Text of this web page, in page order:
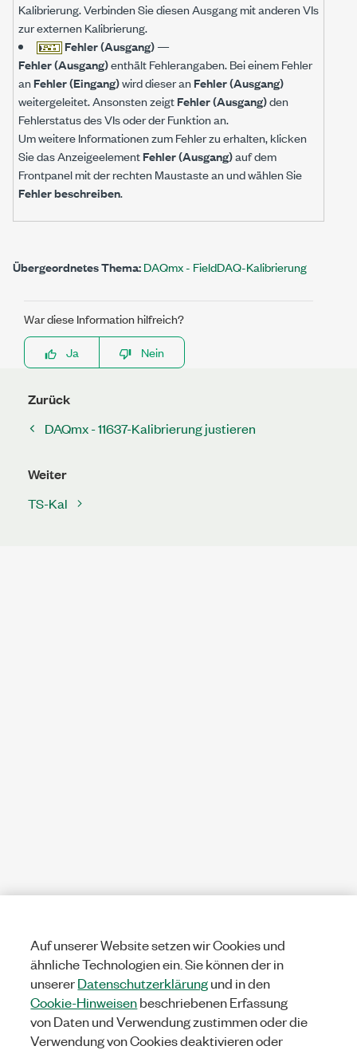
Kalibrierung. Verbinden Sie diesen Ausgang mit anderen VIs
zur externen Kalibrierung.
Fehler (Ausgang)—
Fehler (Ausgang)enthält Fehlerangaben. Bei einem Fehler
anFehler (Eingang)wird dieser anFehler (Ausgang)
weitergeleitet. Ansonsten zeigtFehler (Ausgang)den
Fehlerstatus des VIs oder der Funktion an.
Um weitere Informationen zum Fehler zu erhalten, klicken
Sie das AnzeigeelementFehler (Ausgang)auf dem
Frontpanel mit der rechten Maustaste an und wählen Sie
Fehler beschreiben.
Übergeordnetes Thema:DAQmx - FieldDAQ-Kalibrierung
War diese Information hilfreich?
Ja
Nein
Zurück
DAQmx - 11637-Kalibrierung justieren
Weiter
TS-Kal
Auf unserer Website setzen wir Cookies und
ähnliche Technologien ein. Sie können der in
unsererDatenschutzerklärungund in den
Cookie-Hinweisenbeschriebenen Erfassung
von Daten und Verwendung zustimmen oder die
Verwendung von Cookies deaktivieren oder